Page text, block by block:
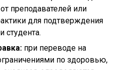
преподавателей или
для подтверждения
студента.
при переводе на
по здоровью,